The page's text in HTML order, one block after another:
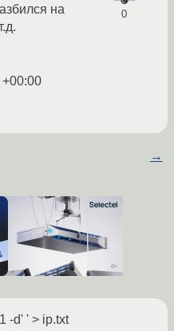
0
на
→
-d' ' > ip.txt